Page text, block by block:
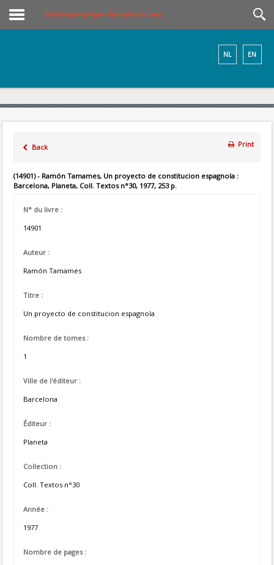
Bibliothèque en ligne – Recherche de livres
EN
NL
Back Print
(14901) - Ramón Tamames, Un proyecto de constitucion espagnola :
Barcelona, Planeta, Coll. Textos n°30, 1977, 253 p.
N° du livre :
14901
Auteur :
Ramón Tamames
Titre :
Un proyecto de constitucion espagnola
Nombre de tomes :
1
Ville de l'éditeur :
Barcelona
Éditeur :
Planeta
Collection :
Coll. Textos n°30
Année :
1977
Nombre de pages :